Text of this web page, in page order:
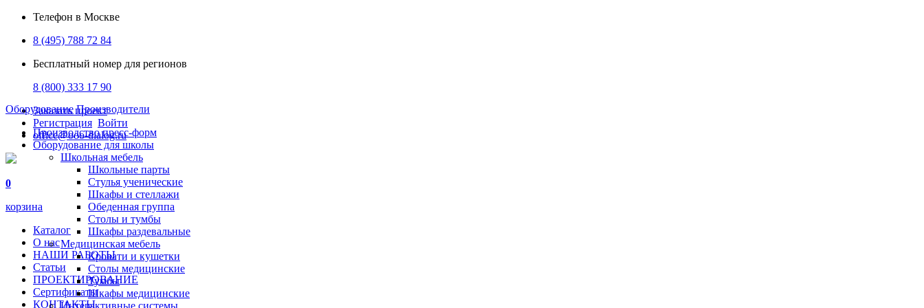
Телефон в Москве
8 (495) 788 72 84
Бесплатный номер для регионов
8 (800) 333 17 90
Заказать проект
Регистрация Войти
office@ooo-dialog.ru
0
корзина
Каталог
О нас
НАШИ РАБОТЫ
Статьи
ПРОЕКТИРОВАНИЕ
Сертификаты
КОНТАКТЫ
Оборудование Производители
Производство пресс-форм
Оборудование для школы
Школьная мебель
Школьные парты
Стулья ученические
Шкафы и стеллажи
Обеденная группа
Столы и тумбы
Шкафы раздевальные
Медицинская мебель
Кровати и кушетки
Столы медицинские
Тумбы
Шкафы медицинские
Интерактивные системы